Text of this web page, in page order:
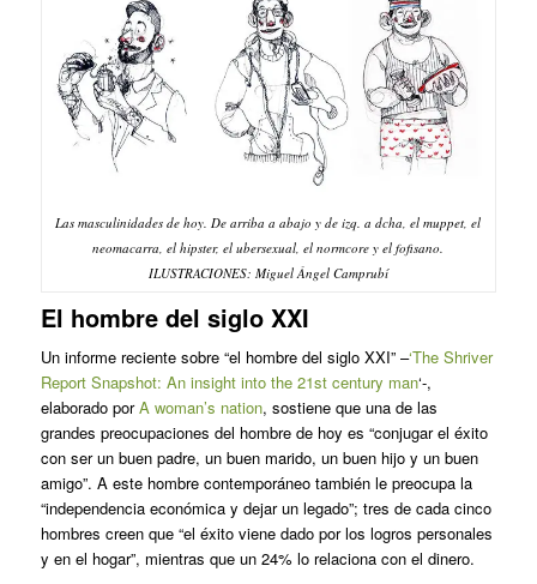
Las masculinidades de hoy. De arriba a abajo y de izq. a dcha, el muppet, el
neomacarra, el hipster, el ubersexual, el normcore y el fofisano.
ILUSTRACIONES: Miguel Ángel Camprubí
El hombre del siglo XXI
Un informe reciente sobre “el hombre del siglo XXI” –‘The Shriver
Report Snapshot: An insight into the 21st century man‘-,
elaborado porA woman’s nation, sostiene que una de las
grandes preocupaciones del hombre de hoy es “conjugar el éxito
con ser un buen padre, un buen marido, un buen hijo y un buen
amigo”. A este hombre contemporáneo también le preocupa la
“independencia económica y dejar un legado”; tres de cada cinco
hombres creen que “el éxito viene dado por los logros personales
y en el hogar”, mientras que un 24% lo relaciona con el dinero.